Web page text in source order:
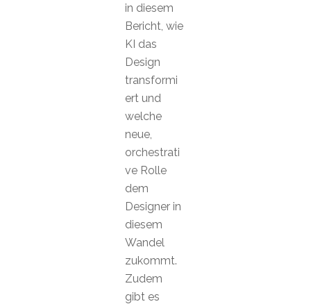
in diesem
Bericht, wie
KI das
Design
transformi
ert und
welche
neue,
orchestrati
ve Rolle
dem
Designer in
diesem
Wandel
zukommt.
Zudem
gibt es